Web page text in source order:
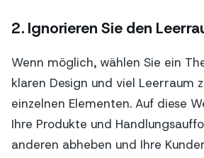
2. Ignorieren Sie den
Wenn möglich, wählen Sie ein
klaren Design und viel Leerraum
einzelnen Elementen. Auf diese
Ihre Produkte und
anderen abheben und Ihre